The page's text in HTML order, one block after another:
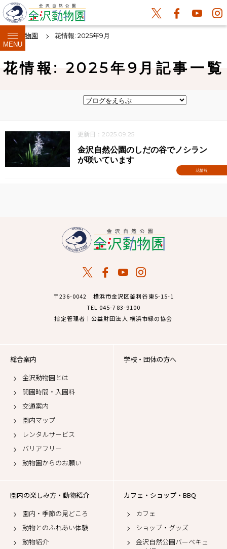
MENU
金沢動物園 花情報: 2025年9月
花情報: 2025年9月記事一覧
更新日：2025.09.25
花情報
金沢自然公園のしだの谷でノシラン
が咲いています
〒236-0042 横浜市金沢区釜利谷東5-15-1
TEL 045-783-9100
指定管理者｜公益財団法人 横浜市緑の協会
総合案内
金沢動物園とは
開園時間・入園料
交通案内
園内マップ
レンタルサービス
バリアフリー
動物園からのお願い
学校・団体の方へ
園内の楽しみ方・動物紹介
園内・季節の見どころ
動物とのふれあい体験
動物紹介
カフェ・ショップ・BBQ
カフェ
ショップ・グッズ
金沢自然公園バーベキュ